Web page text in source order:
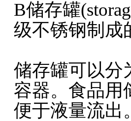
B储存罐
级不锈钢制成
储存罐可以分
容器。食品用
便于液量流出。